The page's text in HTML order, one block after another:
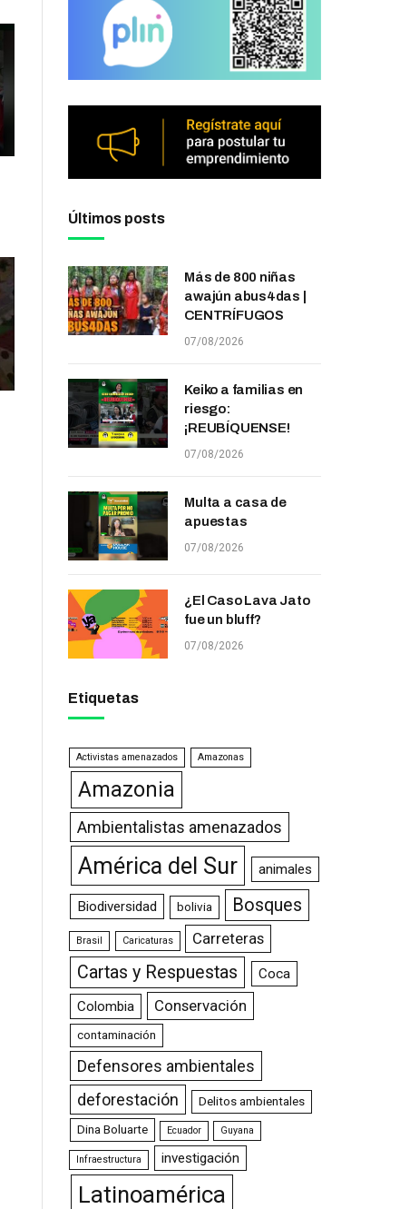
Últimos posts
Más de 800 niñas
awajún abus4das |
CENTRÍFUGOS
07/08/2026
Keiko a familias en
riesgo:
¡REUBÍQUENSE!
07/08/2026
Multa a casa de
apuestas
07/08/2026
¿El Caso Lava Jato
fue un bluff?
07/08/2026
Etiquetas
Activistas amenazados Amazonas
Amazonia
Ambientalistas amenazados
América del Sur animales
Biodiversidad bolivia Bosques
Brasil Caricaturas Carreteras
Cartas y Respuestas
Coca
Colombia
Conservación
contaminación
Defensores ambientales
deforestación
Delitos ambientales
Dina Boluarte Ecuador Guyana
Infraestructura investigación
Latinoamérica